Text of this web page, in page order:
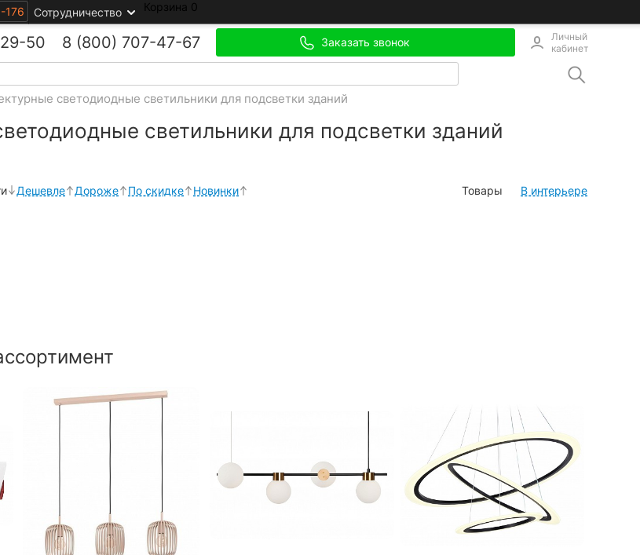
176 Сотрудничество Корзина 0
50 8 (800) 707-47-67 Заказать звонок
Личный
кабинет
светодиодные светильники для подсветки зданий
светильники для подсветки зданий
Дешевле Дороже По скидке Новинки Товары В интерьере